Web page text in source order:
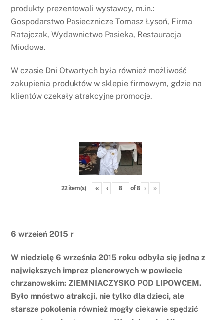
produkty prezentowali wystawcy, m.in.:
Gospodarstwo Pasiecznicze Tomasz Łysoń, Firma
Ratajczak, Wydawnictwo Pasieka, Restauracja
Miodowa.
W czasie Dni Otwartych była również możliwość
zakupienia produktów w sklepie firmowym, gdzie na
klientów czekały atrakcyjne promocje.
22 item(s) « ‹ of8 › »
6 wrzeień 2015 r
W niedzielę 6 września 2015 roku odbyła się jedna z
największych imprez plenerowych w powiecie
chrzanowskim: ZIEMNIACZYSKO POD LIPOWCEM.
Było mnóstwo atrakcji, nie tylko dla dzieci, ale
starsze pokolenia również mogły ciekawie spędzić